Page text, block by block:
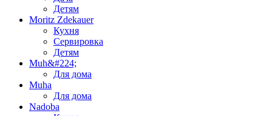
Детям
Moritz Zdekauer
Кухня
Сервировка
Детям
Muh&#224;
Для дома
Muha
Для дома
Nadoba